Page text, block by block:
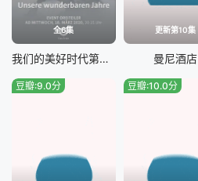
全6集
我们的美好时代第二季
更新第10集
曼尼酒店
豆瓣:9.0分 豆瓣:10.0分